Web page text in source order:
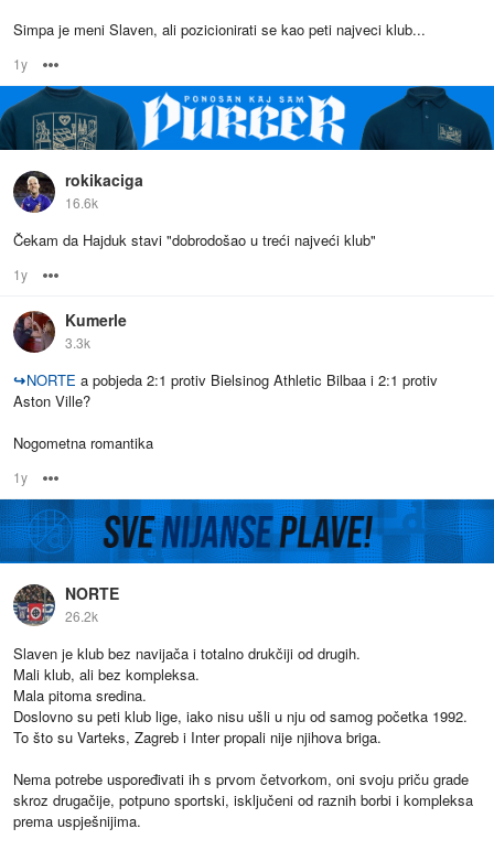
Simpa je meni Slaven, ali pozicionirati se kao peti najveci klub...
1y
rokikaciga
16.6k
Čekam da Hajduk stavi "dobrodošao u treći najveći klub"
1y
Kumerle
3.3k
↪NORTE a pobjeda 2:1 protiv Bielsinog Athletic Bilbaa i 2:1 protiv
Aston Ville?
Nogometna romantika
1y
NORTE
26.2k
Slaven je klub bez navijača i totalno drukčiji od drugih.
Mali klub, ali bez kompleksa.
Mala pitoma sredina.
Doslovno su peti klub lige, iako nisu ušli u nju od samog početka 1992.
To što su Varteks, Zagreb i Inter propali nije njihova briga.
Nema potrebe uspoređivati ih s prvom četvorkom, oni svoju priču grade
skroz drugačije, potpuno sportski, isključeni od raznih borbi i kompleksa
prema uspješnijima.